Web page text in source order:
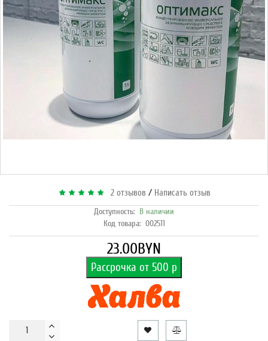
2 отзывов / Написать отзыв
Доступность: В наличии
Код товара: 002511
23.00BYN
Рассрочка от 500 р